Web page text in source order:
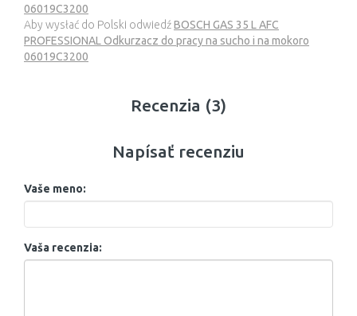
06019C3200
Aby wysłać do Polski odwiedźBOSCH GAS 35 L AFC
PROFESSIONAL Odkurzacz do pracy na sucho i na mokoro
06019C3200
Recenzia (3)
Napísať recenziu
Vaše meno:
Vaša recenzia: